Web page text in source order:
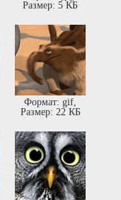
Размер: 5 КБ
Формат: gif,
Размер: 22 КБ